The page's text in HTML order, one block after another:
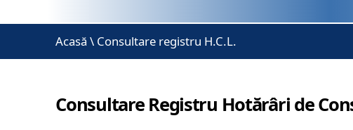
Acasă \ Consultare registru H.C.L.
Consultare Registru Hotărâri de